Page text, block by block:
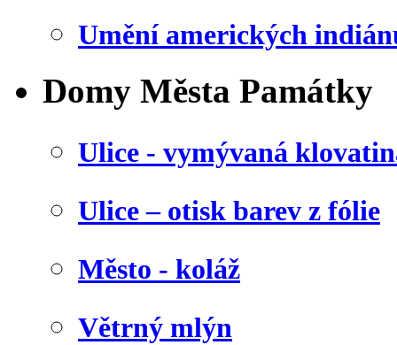
Umění amerických
Domy Města Památky
Ulice - vymývaná
Ulice – otisk barev z fólie
Město - koláž
Větrný mlýn